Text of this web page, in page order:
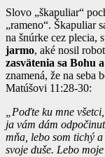
Slovo „škapuliar“
„rameno“. Škapuliar
na šnúrke cez plecia,
jarmo, aké nosil
zasvätenia sa Bohu
znamená, že na seba
Matúšovi 11:28-30:
„Poďte ku mne
ja vám dám
mňa, lebo som tichý
svoje duše. Lebo